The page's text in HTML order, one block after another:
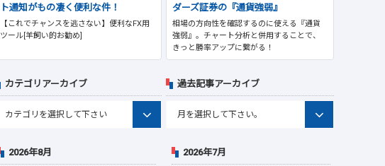
ト通知がもの凄く便利な件！
【これでチャンスを逃さない】便利なFX用
ツール[羊飼い的お勧め]
ダーズ証券の『通貨強弱』
相場の方向性を確認するのに使える『通貨
強弱』。チャート分析と併用することで、
きっと勝率アップに繋がる！
カテゴリアーカイブ 過去記事アーカイブ
2026年8月 2026年7月